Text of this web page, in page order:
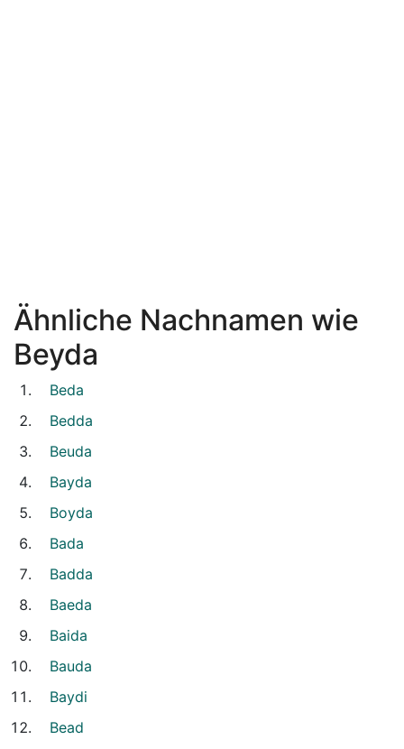
Ähnliche Nachnamen wie
Beyda
Beda
Bedda
Beuda
Bayda
Boyda
Bada
Badda
Baeda
Baida
Bauda
Baydi
Bead